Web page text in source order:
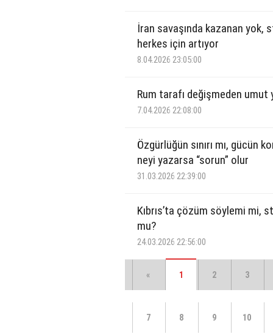
İran savaşında kazanan yok,
herkes için artıyor
8.04.2026 23:05:00
Rum tarafı değişmeden umut
7.04.2026 22:08:00
Özgürlüğün sınırı mı, gücün
neyi yazarsa “sorun” olur
31.03.2026 22:39:00
Kıbrıs’ta çözüm söylemi mi,
mu?
24.03.2026 22:56:00
« 1 2 3
7 8 9 10